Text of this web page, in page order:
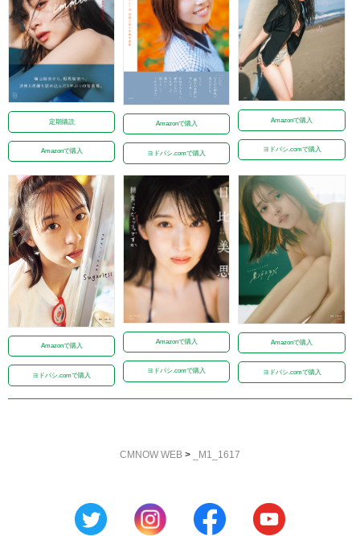
定期購読
Amazonで購入
Amazonで購入
ヨドバシ.comで購入
Amazonで購入
ヨドバシ.comで購入
Amazonで購入
ヨドバシ.comで購入
Amazonで購入
ヨドバシ.comで購入
Amazonで購入
ヨドバシ.comで購入
CMNOW WEB > _M1_1617